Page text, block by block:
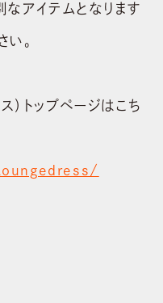
アイテムとなります
い。
）トップページはこち